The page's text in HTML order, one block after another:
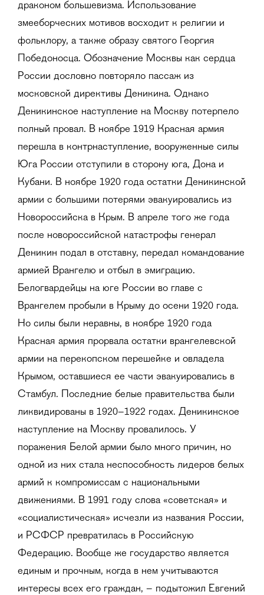
драконом большевизма. Использование
змееборческих мотивов восходит к религии и
фольклору, а также образу святого Георгия
Победоносца. Обозначение Москвы как сердца
России дословно повторяло пассаж из
московской директивы Деникина. Однако
Деникинское наступление на Москву потерпело
полный провал. В ноябре 1919 Красная армия
перешла в контрнаступление, вооруженные силы
Юга России отступили в сторону юга, Дона и
Кубани. В ноябре 1920 года остатки Деникинской
армии с большими потерями эвакуировались из
Новороссийска в Крым. В апреле того же года
после новороссийской катастрофы генерал
Деникин подал в отставку, передал командование
армией Врангелю и отбыл в эмиграцию.
Белогвардейцы на юге России во главе с
Врангелем пробыли в Крыму до осени 1920 года.
Но силы были неравны, в ноябре 1920 года
Красная армия прорвала остатки врангелевской
армии на перекопском перешейке и овладела
Крымом, оставшиеся ее части эвакуировались в
Стамбул. Последние белые правительства были
ликвидированы в 1920–1922 годах. Деникинское
наступление на Москву провалилось. У
поражения Белой армии было много причин, но
одной из них стала неспособность лидеров белых
армий к компромиссам с национальными
движениями. В 1991 году слова «советская» и
«социалистическая» исчезли из названия России,
и РСФСР превратилась в Российскую
Федерацию. Вообще же государство является
единым и прочным, когда в нем учитываются
интересы всех его граждан, – подытожил Евгений